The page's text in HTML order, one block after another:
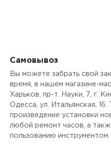
Самовывоз
Вы можете забрать свой
время, в нашем магазине-
Харьков, пр-т. Науки, 7, г.
Одесса, ул. Итальянская,
произведение установки
любой ремонт часов, а
пользованию инструментом.